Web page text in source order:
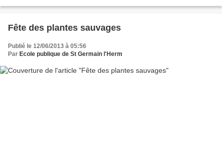
Fête des plantes sauvages
Publié le 12/06/2013 à 05:56
Par Ecole publique de St Germain l'Herm